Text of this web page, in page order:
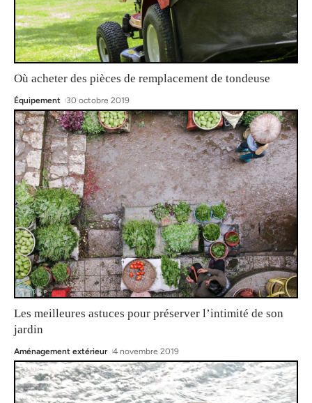
Où acheter des pièces de remplacement de tondeuse
Équipement 30 octobre 2019
Les meilleures astuces pour préserver l’intimité de son
jardin
Aménagement extérieur 4 novembre 2019